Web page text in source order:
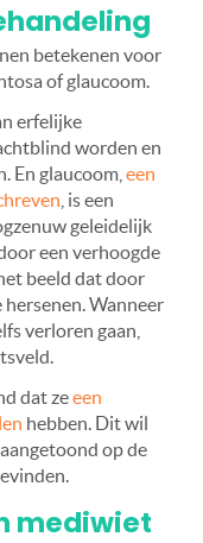
betekenen voor
of glaucoom.
erfelijke
worden en
En glaucoom, een
, is een
geleidelijk
een verhoogde
beeld dat door
Wanneer
verloren gaan,
dat zeeen
hebben. Dit wil
op de
mediwiet